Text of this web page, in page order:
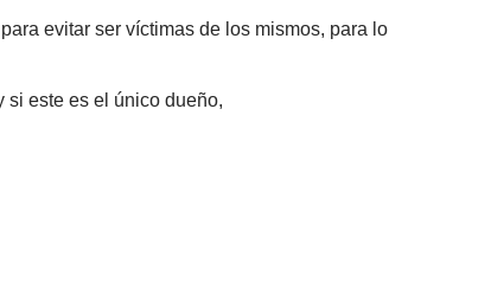
evitar ser víctimas de los mismos, para lo
si este es el único dueño,